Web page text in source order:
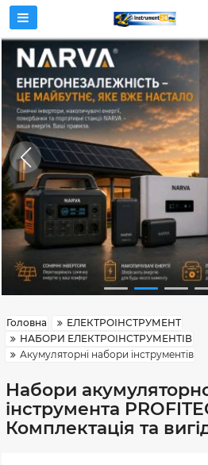
Головна
ЕЛЕКТРОІНСТРУМЕНТ
НАБОРИ ЕЛЕКТРОІНСТРУМЕНТІВ
Акумуляторні набори інструментів
Набори
інструмента
Комплектація та